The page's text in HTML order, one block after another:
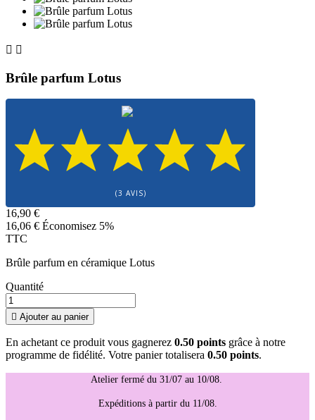
 
Brûle parfum Lotus
(3 AVIS)
16,90 €
16,06 € Économisez 5%
TTC
Brûle parfum en céramique Lotus
Quantité
 Ajouter au panier
En achetant ce produit vous gagnerez 0.50 points grâce à notre
programme de fidélité. Votre panier totalisera 0.50 points.
Atelier fermé du 31/07 au 10/08.
Expéditions à partir du 11/08.